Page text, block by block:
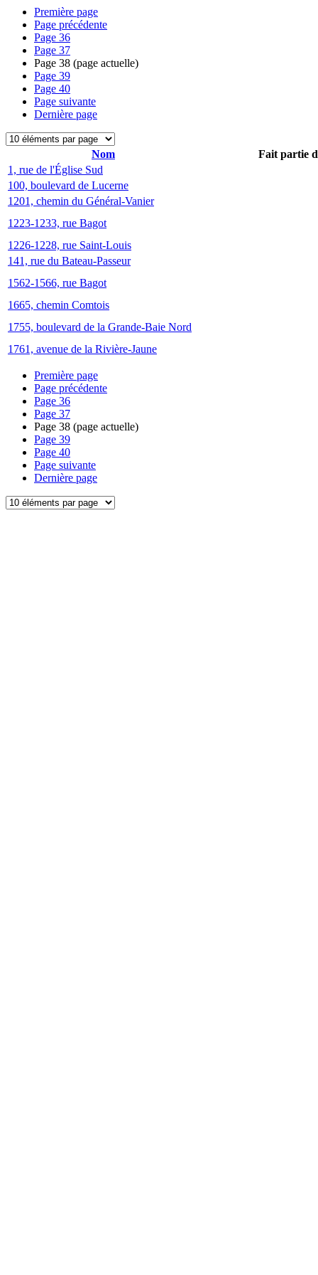
Première page
Page précédente
Page 36
Page 37
Page 38 (page actuelle)
Page 39
Page 40
Page suivante
Dernière page
Nom
Fait partie
1, rue de l'Église Sud
100, boulevard de Lucerne
1201, chemin du Général-Vanier
1223-1233, rue Bagot
1226-1228, rue Saint-Louis
141, rue du Bateau-Passeur
1562-1566, rue Bagot
1665, chemin Comtois
1755, boulevard de la Grande-Baie Nord
1761, avenue de la Rivière-Jaune
Première page
Page précédente
Page 36
Page 37
Page 38 (page actuelle)
Page 39
Page 40
Page suivante
Dernière page